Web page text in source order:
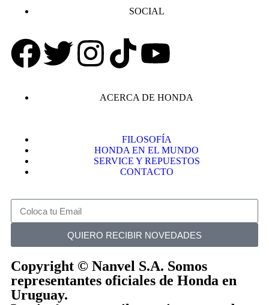
SOCIAL
ACERCA DE HONDA
FILOSOFÍA
HONDA EN EL MUNDO
SERVICE Y REPUESTOS
CONTACTO
QUIERO RECIBIR NOVEDADES
Copyright © Nanvel S.A. Somos
representantes oficiales de Honda en
Uruguay.